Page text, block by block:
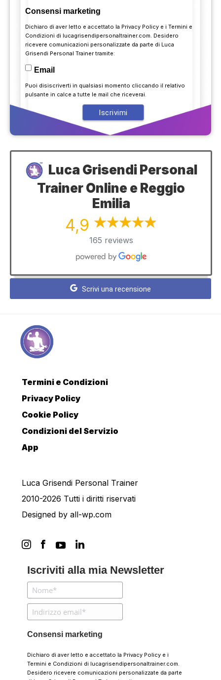
Consensi marketing
Dichiaro di aver letto e accettato la Privacy Policy e iTermini e
Condizioni di lucagrisendipersonaltrainer.com. Desidero
ricevere comunicazioni personalizzate da parte di Luca
Grisendi Personal Trainer tramite:
Email
Puoi disiscriverti in qualsiasi momento cliccando il relativo
pulsante in calce a tutte le mail che riceverai.
Luca Grisendi Personal
Trainer Online e Reggio
Emilia
4,9
165 reviews
Scrivi una recensione
Termini e Condizioni
Privacy Policy
Cookie Policy
Condizioni del Servizio
App
Luca Grisendi Personal Trainer
2010-2026 Tutti i diritti riservati
Designed by all-wp.com
Iscriviti alla mia Newsletter
Consensi marketing
Dichiaro di aver letto e accettato la Privacy Policye i
Termini e Condizioni di lucagrisendipersonaltrainer.com.
Desidero ricevere comunicazioni personalizzate da parte